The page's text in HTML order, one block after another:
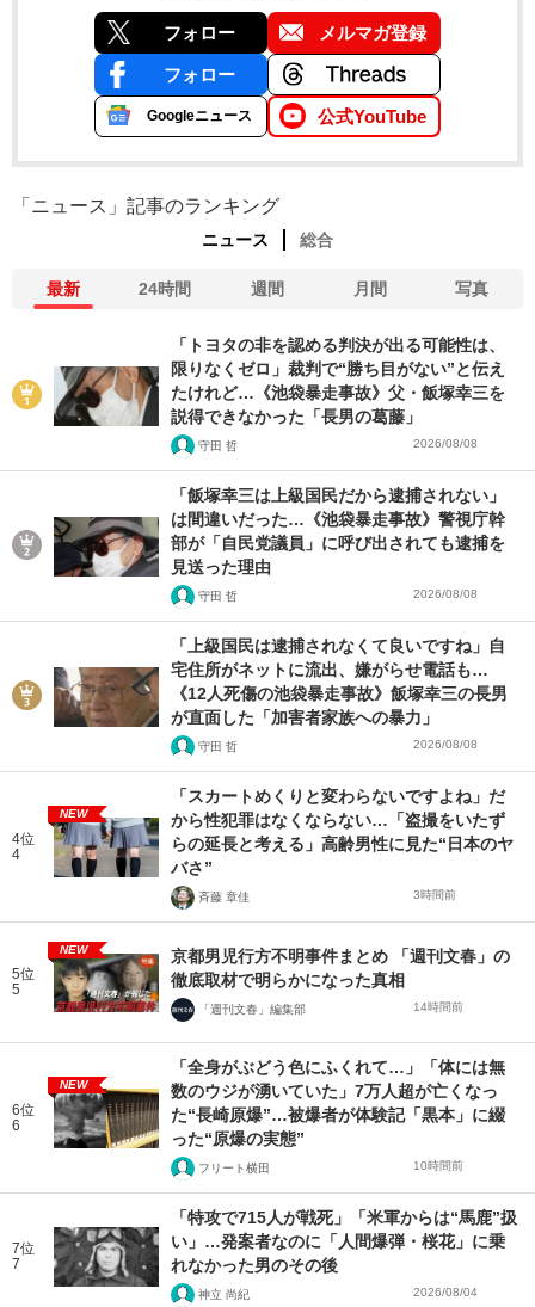
フォロー メルマガ登録
フォロー
Googleニュース 公式YouTube
「ニュース」記事のランキング
ニュース 総合
最新 24時間 週間 月間 写真
「トヨタの非を認める判決が出る可能性は、
限りなくゼロ」裁判で“勝ち目がない”と伝え
たけれど…《池袋暴走事故》父・飯塚幸三を
説得できなかった「長男の葛藤」
守田 哲 2026/08/08
「飯塚幸三は上級国民だから逮捕されない」
は間違いだった…《池袋暴走事故》警視庁幹
部が「自民党議員」に呼び出されても逮捕を
見送った理由
守田 哲 2026/08/08
「上級国民は逮捕されなくて良いですね」自
宅住所がネットに流出、嫌がらせ電話も…
《12人死傷の池袋暴走事故》飯塚幸三の長男
が直面した「加害者家族への暴力」
守田 哲 2026/08/08
4位
4
NEW
「スカートめくりと変わらないですよね」だ
から性犯罪はなくならない…「盗撮をいたず
らの延長と考える」高齢男性に見た“日本のヤ
バさ”
斉藤 章佳 3時間前
5位
5
NEW
京都男児行方不明事件まとめ 「週刊文春」の
徹底取材で明らかになった真相
「週刊文春」編集部 14時間前
6位
6
NEW
「全身がぶどう色にふくれて…」「体には無
数のウジが湧いていた」7万人超が亡くなっ
た“長崎原爆”…被爆者が体験記「黒本」に綴
った“原爆の実態”
フリート横田 10時間前
7位
7
「特攻で715人が戦死」「米軍からは“馬鹿”扱
い」…発案者なのに「人間爆弾・桜花」に乗
れなかった男のその後
神立 尚紀 2026/08/04